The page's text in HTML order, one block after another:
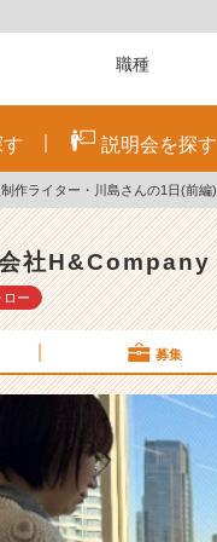
説明会を探す
作ライター・川島さんの1日(前編)
社H&Company
ロー
募集